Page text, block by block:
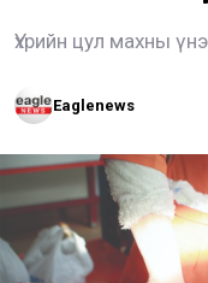
Үхрийн цул махны
Eaglenews